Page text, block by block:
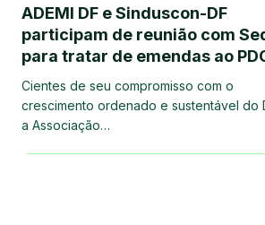
ADEMI DF e Sinduscon-DF
participam de reunião com
para tratar de emendas ao
Cientes de seu compromisso com o
crescimento ordenado e sustentável do
a Associação…